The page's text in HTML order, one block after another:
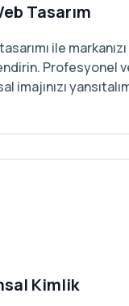
Tasarım
ile
Profesyonel
imajınızı
Kimlik